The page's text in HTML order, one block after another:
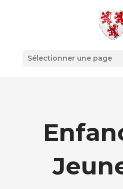
Sélectionner une page